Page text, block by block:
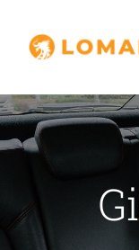
Trang chủ
Dịch vụ